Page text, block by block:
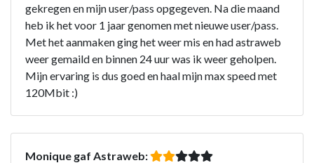
gekregen en mijn user/pass opgegeven. Na die maand
heb ik het voor 1 jaar genomen met nieuwe user/pass.
Met het aanmaken ging het weer mis en had astraweb
weer gemaild en binnen 24 uur was ik weer geholpen.
Mijn ervaring is dus goed en haal mijn max speed met
120Mbit :)
Monique gaf Astraweb: